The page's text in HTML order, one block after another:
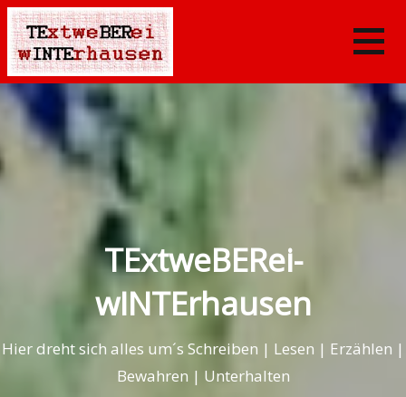
Skip
to
content
TExtweBERei-
wINTErhausen
Hier dreht sich alles um´s Schreiben | Lesen | Erzählen |
Bewahren | Unterhalten